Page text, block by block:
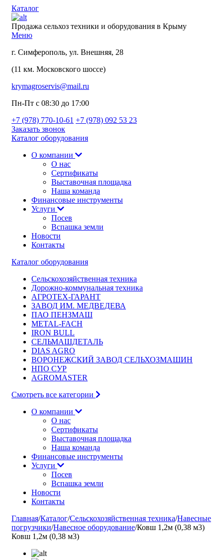
Каталог
Продажа сельхоз техники и оборудования в Крыму
Меню
г. Симферополь, ул. Внешняя, 28
(11 км. Московского шоссе)
krymagroservis@mail.ru
Пн-Пт с 08:30 до 17:00
+7 (978) 770-10-61 +7 (978) 092 53 23
Заказать звонок
Каталог оборудования
О компании
О нас
Сертификаты
Выставочная площадка
Наша команда
Финансовые инструменты
Услуги
Посев
Вспашка земли
Новости
Контакты
Каталог оборудования
Сельскохозяйственная техника
Дорожно-коммунальная техника
АГРОТЕХ-ГАРАНТ
ЗАВОД ИМ. МЕДВЕДЕВА
ПАО ПЕНЗМАШ
METAL-FACH
IRON BULL
СЕЛЬМАШДЕТАЛЬ
DIAS AGRO
ВОРОНЕЖСКИЙ ЗАВОД СЕЛЬХОЗМАШИН
НПО СУР
AGROMASTER
Смотреть все категории
О компании
О нас
Сертификаты
Выставочная площадка
Наша команда
Финансовые инструменты
Услуги
Посев
Вспашка земли
Новости
Контакты
Главная/Каталог/Сельскохозяйственная техника/Навесные
погрузчики/Навесное оборудование/Ковш 1,2м (0,38 м3)
Ковш 1,2м (0,38 м3)